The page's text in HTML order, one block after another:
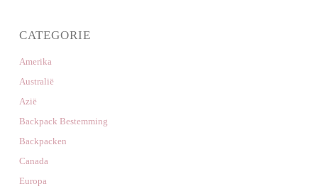
CATEGORIE
Amerika
Australië
Azië
Backpack Bestemming
Backpacken
Canada
Europa